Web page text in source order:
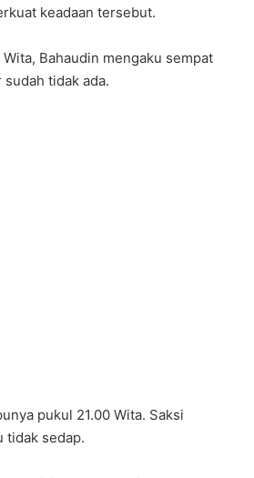
keadaan tersebut.
Bahaudin mengaku sempat
tidak ada.
pukul 21.00 Wita. Saksi
tidak sedap.